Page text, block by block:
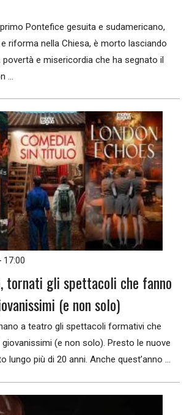
Pontefice gesuita e sudamericano,
riforma nella Chiesa, è morto lasciando
povertà e misericordia che ha segnato il
...
17:00
tornati gli spettacoli che fanno
(e non solo)
a teatro gli spettacoli formativi che
(e non solo). Presto le nuove
lungo più di 20 anni. Anche quest’anno ...